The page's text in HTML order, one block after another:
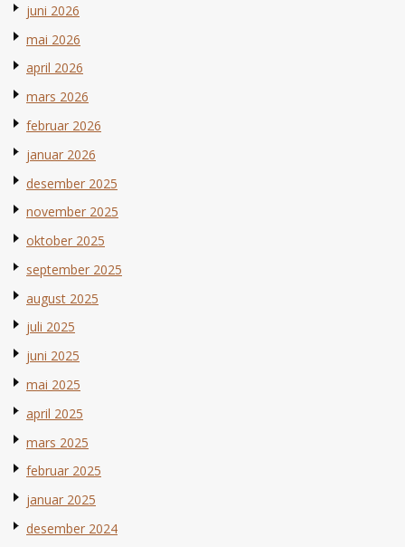
juni 2026
mai 2026
april 2026
mars 2026
februar 2026
januar 2026
desember 2025
november 2025
oktober 2025
september 2025
august 2025
juli 2025
juni 2025
mai 2025
april 2025
mars 2025
februar 2025
januar 2025
desember 2024